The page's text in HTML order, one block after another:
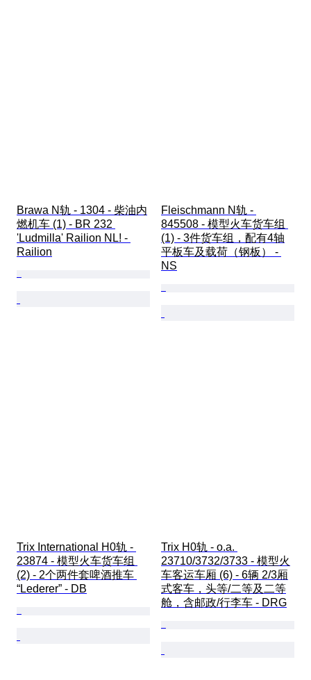
Brawa N轨 - 1304 - 柴油内
燃机车 (1) - BR 232
'Ludmilla' Railion NL! -
Railion
Fleischmann N轨 -
845508 - 模型火车货车组
(1) - 3件货车组，配有4轴
平板车及载荷（钢板） -
NS
Trix International H0轨 -
23874 - 模型火车货车组
(2) - 2个两件套啤酒推车
“Lederer” - DB
Trix H0轨 - o.a.
23710/3732/3733 - 模型火
车客运车厢 (6) - 6辆 2/3厢
式客车，头等/二等及二等
舱，含邮政/行李车 - DRG